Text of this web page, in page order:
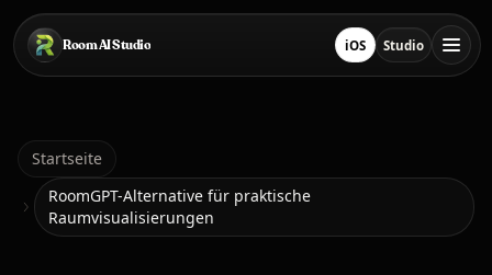
Zum Hauptinhalt springen
Room AI Studio
Startseite iOSLade im App Store
StudioStudio öffnen
Room AI Studio
Startseite
RoomGPT-Alternative für praktische
Raumvisualisierungen